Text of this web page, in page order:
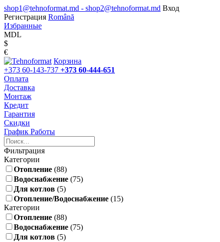
shop1@tehnoformat.md - shop2@tehnoformat.md Вход
Регистрация Română
Избранные
MDL
$
€
Корзина
+373 60-143-737 +373 60-444-651
Оплата
Доставка
Монтаж
Кредит
Гарантия
Скидки
График Работы
Фильтрация
Категории
Отопление (88)
Водоснабжение (75)
Для котлов (5)
Отопление/Водоснабжение (15)
Категории
Отопление (88)
Водоснабжение (75)
Для котлов (5)